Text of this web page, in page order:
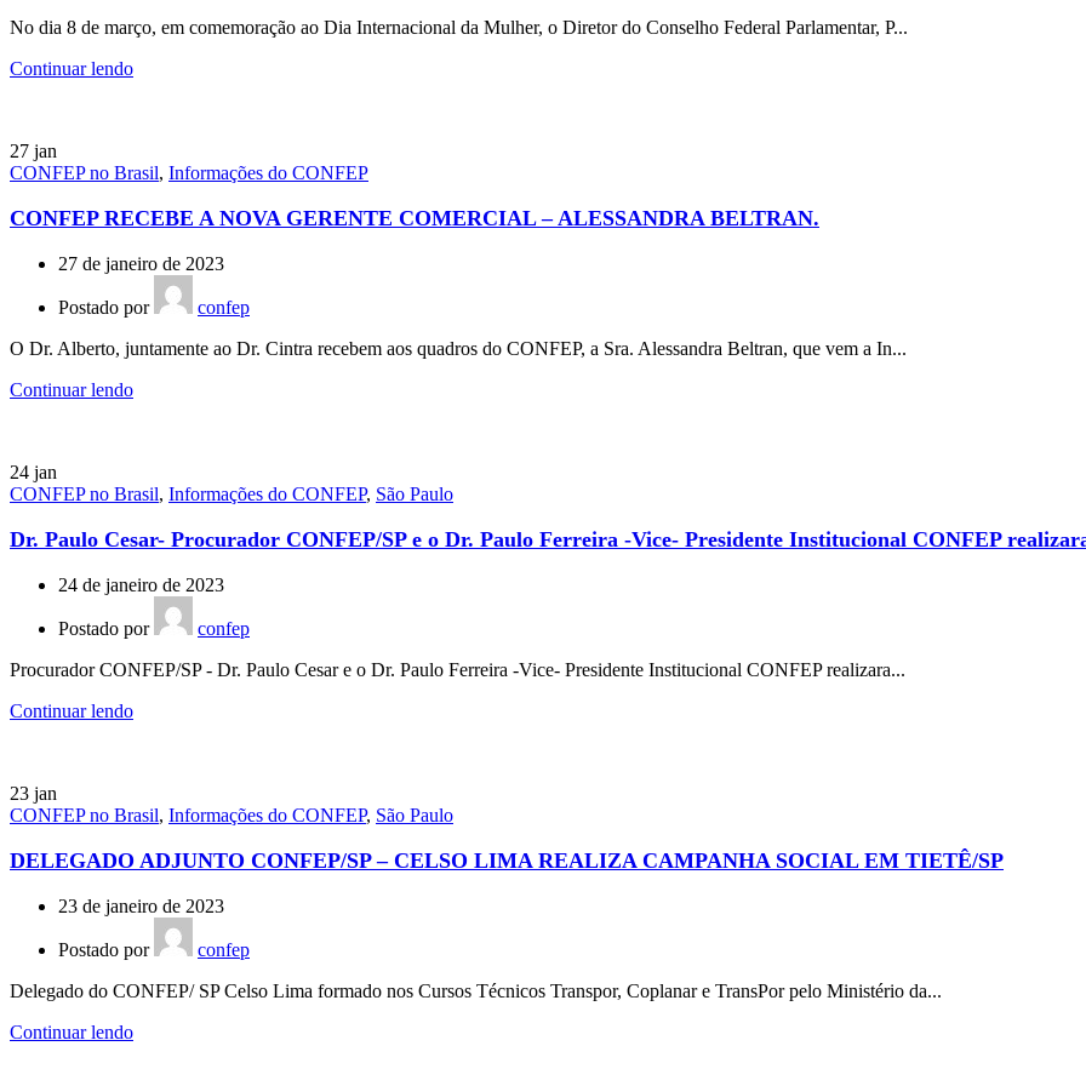
No dia 8 de março, em comemoração ao Dia Internacional da Mulher, o Diretor do Conselho Federal Parlamentar, P...
Continuar lendo
27 jan
CONFEP no Brasil, Informações do CONFEP
CONFEP RECEBE A NOVA GERENTE COMERCIAL – ALESSANDRA BELTRAN.
27 de janeiro de 2023
Postado por
confep
O Dr. Alberto, juntamente ao Dr. Cintra recebem aos quadros do CONFEP, a Sra. Alessandra Beltran, que vem a In...
Continuar lendo
24 jan
CONFEP no Brasil, Informações do CONFEP, São Paulo
Dr. Paulo Cesar- Procurador CONFEP/SP e o Dr. Paulo Ferreira -Vice- Presidente Institucional CONFEP
24 de janeiro de 2023
Postado por
confep
Procurador CONFEP/SP - Dr. Paulo Cesar e o Dr. Paulo Ferreira -Vice- Presidente Institucional CONFEP realizara...
Continuar lendo
23 jan
CONFEP no Brasil, Informações do CONFEP, São Paulo
DELEGADO ADJUNTO CONFEP/SP – CELSO LIMA REALIZA CAMPANHA SOCIAL EM TIETÊ/SP
23 de janeiro de 2023
Postado por
confep
Delegado do CONFEP/ SP Celso Lima formado nos Cursos Técnicos Transpor, Coplanar e TransPor pelo Ministério da...
Continuar lendo